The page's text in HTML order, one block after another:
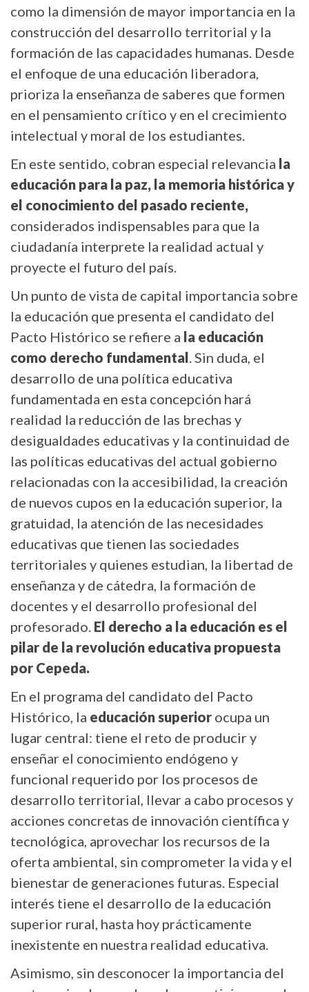
como la dimensión de mayor importancia en la
construcción del desarrollo territorial y la
formación de las capacidades humanas. Desde
el enfoque de una educación liberadora,
prioriza la enseñanza de saberes que formen
en el pensamiento crítico y en el crecimiento
intelectual y moral de los estudiantes.
En este sentido, cobran especial relevancia la
educación para la paz, la memoria histórica y
el conocimiento del pasado reciente,
considerados indispensables para que la
ciudadanía interprete la realidad actual y
proyecte el futuro del país.
Un punto de vista de capital importancia sobre
la educación que presenta el candidato del
Pacto Histórico se refiere a la educación
como derecho fundamental. Sin duda, el
desarrollo de una política educativa
fundamentada en esta concepción hará
realidad la reducción de las brechas y
desigualdades educativas y la continuidad de
las políticas educativas del actual gobierno
relacionadas con la accesibilidad, la creación
de nuevos cupos en la educación superior, la
gratuidad, la atención de las necesidades
educativas que tienen las sociedades
territoriales y quienes estudian, la libertad de
enseñanza y de cátedra, la formación de
docentes y el desarrollo profesional del
profesorado. El derecho a la educación es el
pilar de la revolución educativa propuesta
por Cepeda.
En el programa del candidato del Pacto
Histórico, la educación superior ocupa un
lugar central: tiene el reto de producir y
enseñar el conocimiento endógeno y
funcional requerido por los procesos de
desarrollo territorial, llevar a cabo procesos y
acciones concretas de innovación científica y
tecnológica, aprovechar los recursos de la
oferta ambiental, sin comprometer la vida y el
bienestar de generaciones futuras. Especial
interés tiene el desarrollo de la educación
superior rural, hasta hoy prácticamente
inexistente en nuestra realidad educativa.
Asimismo, sin desconocer la importancia del